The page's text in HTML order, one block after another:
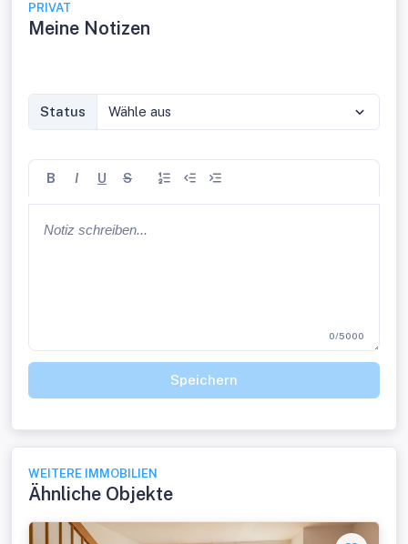
PRIVAT
Meine Notizen
Status Wähle aus
B I U S
0/5000
Speichern
WEITERE IMMOBILIEN
Ähnliche Objekte